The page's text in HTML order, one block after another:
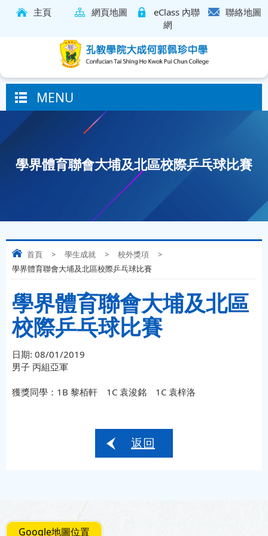
主頁 網頁地圖
eClass 內聯
網
聯絡地圖
MENU
學界體育聯會大埔及北區校際乒乓球比賽
首頁 > 學生成就 > 校外獎項
>
學界體育聯會大埔及北區校際乒乓球比賽
學界體育聯會大埔及北區
校際乒乓球比賽
日期: 08/01/2019
男子 丙組亞軍
獲獎同學：1B 黎栢軒 1C 袁浚銘 1C 袁梓洛
返回
Google地圖位置